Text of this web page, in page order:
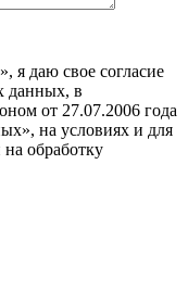
я даю свое согласие
данных, в
от 27.07.2006 года
на условиях и для
обработку